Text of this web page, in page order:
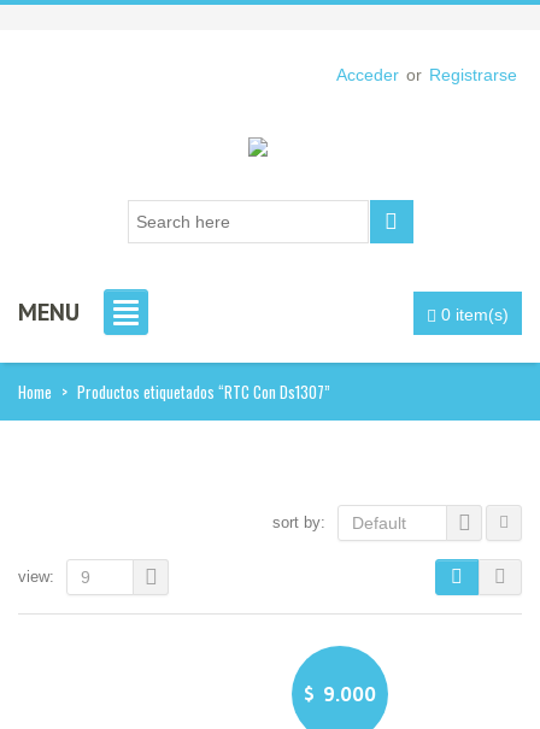
Acceder or Registrarse
MENU 0 item(s)
Home > Productos etiquetados “RTC Con Ds1307”
sort by: Default
view: 9
$ 9.000